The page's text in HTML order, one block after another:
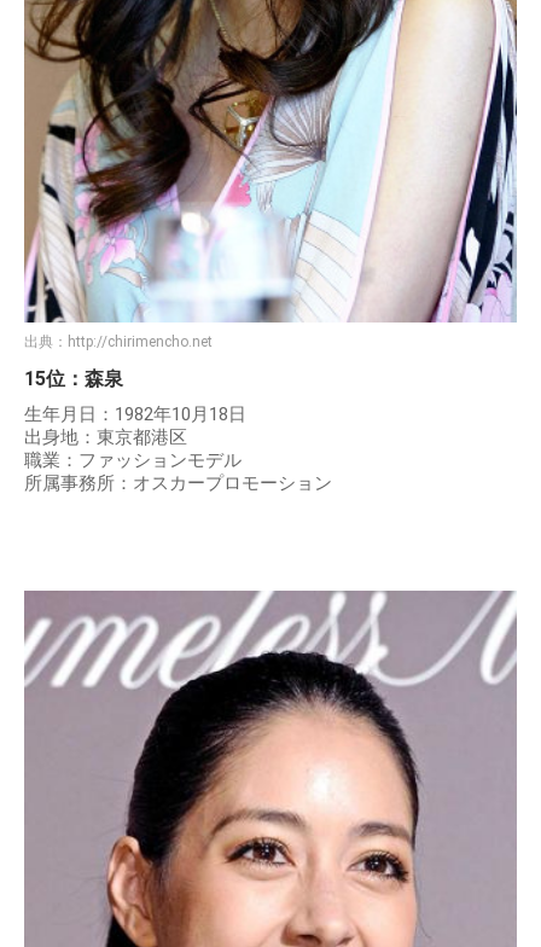
出典： http://chirimencho.net
15位：森泉
生年月日：1982年10月18日
出身地：東京都港区
職業：ファッションモデル
所属事務所：オスカープロモーション